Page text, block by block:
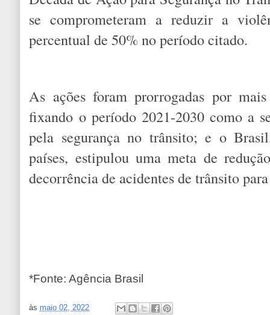
se comprometeram a reduzir a
percentual de 50% no período citado.
As ações foram prorrogadas por
fixando o período 2021-2030 como a
pela segurança no trânsito; e o
países, estipulou uma meta de
decorrência de acidentes de trânsito
*Fonte: Agência Brasil
às maio 02, 2022